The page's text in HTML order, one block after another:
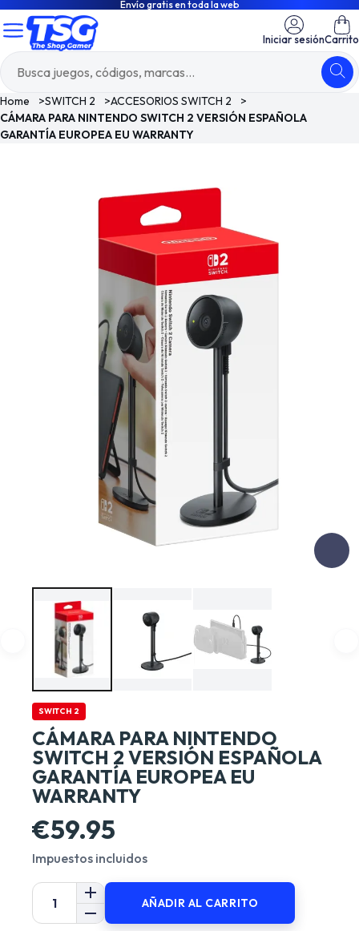
Envío gratis en toda la web
Iniciar sesiónCarrito
Home >SWITCH 2 >ACCESORIOS SWITCH 2
>
CÁMARA PARA NINTENDO SWITCH 2 VERSIÓN ESPAÑOLA
GARANTÍA EUROPEA EU WARRANTY
SWITCH 2
CÁMARA PARA NINTENDO
SWITCH 2 VERSIÓN ESPAÑOLA
GARANTÍA EUROPEA EU
WARRANTY
€59.95
Impuestos incluidos
AÑADIR AL CARRITO